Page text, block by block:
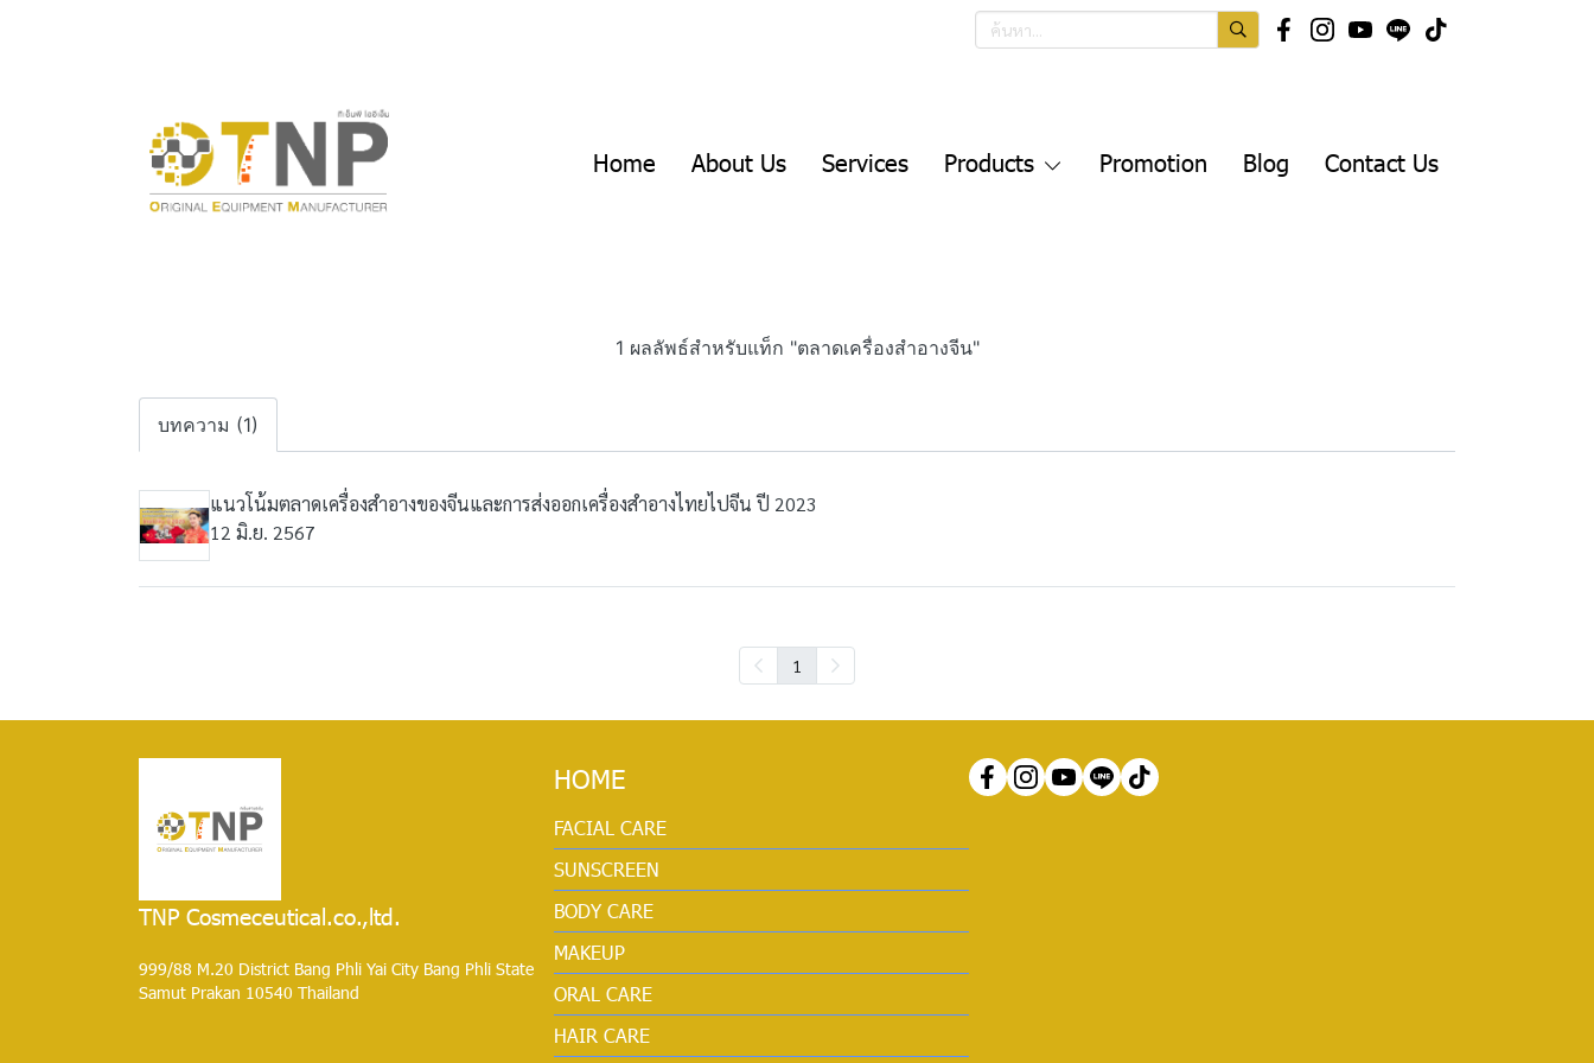
Home About Us Services Products Promotion Blog Contact Us
1 ผลลัพธ์สำหรับแท็ก "ตลาดเครื่องสำอางจีน"
บทความ (1)
แนวโน้มตลาดเครื่องสำอางของจีนและการส่งออกเครื่องสำอางไทยไปจีน ปี 2023
12 มิ.ย. 2567
1
TNP Cosmeceutical.co.,ltd.
999/88 M.20 District Bang Phli Yai City Bang Phli State
Samut Prakan 10540 Thailand
HOME
FACIAL CARE
SUNSCREEN
BODY CARE
MAKEUP
ORAL CARE
HAIR CARE